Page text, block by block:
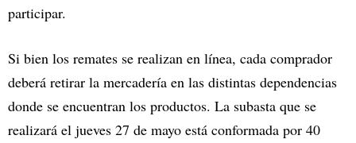
participar.
Si bien los remates se realizan en línea, cada comprador
deberá retirar la mercadería en las distintas dependencias
donde se encuentran los productos. La subasta que se
realizará el jueves 27 de mayo está conformada por 40